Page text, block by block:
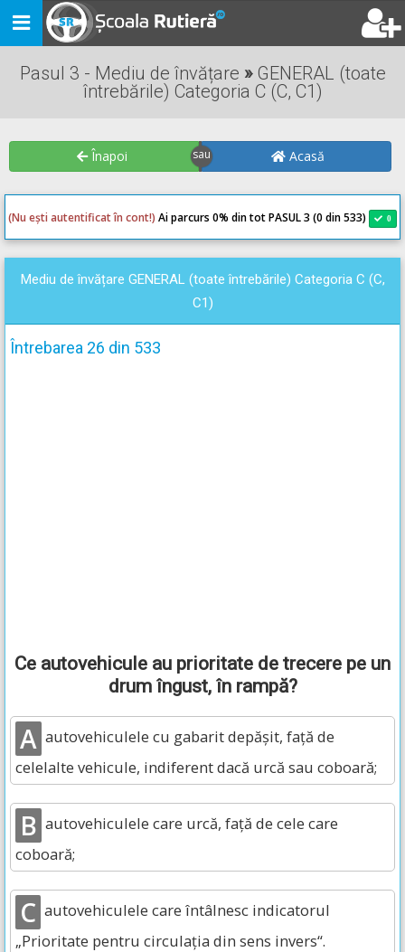
Toggle
navigation
Pasul 3 - Mediu de învățare »GENERAL (toate
întrebările) Categoria C (C, C1)
Înapoi Acasă
(Nu ești autentificat în cont!) Ai parcurs 0% din tot PASUL 3 (0 din 533) 0
Mediu de învățare GENERAL (toate întrebările) Categoria C (C,
C1)
Întrebarea 26 din 533
Ce autovehicule au prioritate de trecere pe un
drum îngust, în rampă?
A autovehiculele cu gabarit depăşit, faţă de
celelalte vehicule, indiferent dacă urcă sau coboară;
B autovehiculele care urcă, faţă de cele care
coboară;
C autovehiculele care întâlnesc indicatorul
„Prioritate pentru circulaţia din sens invers“.